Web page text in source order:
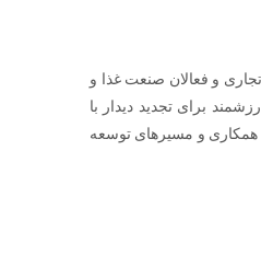
شرکای تجاری و فعالان صنعت غذا و
برای تجدید دیدار با
همکاری و مسیرهای توسعه